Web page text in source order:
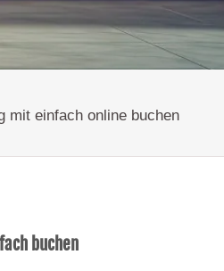
mit einfach online buchen
buchen